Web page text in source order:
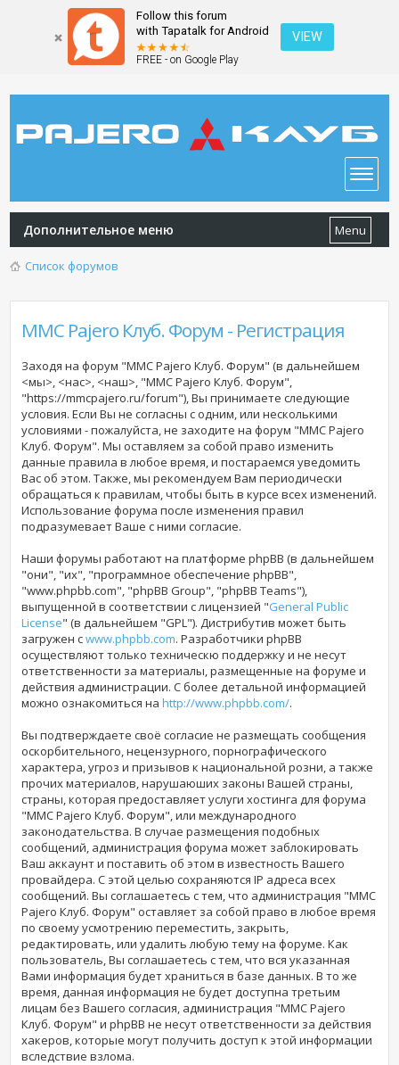
Follow this forum
with Tapatalk for Android
FREE - on Google Play
VIEW
Дополнительное меню Menu
Список форумов
MMC Pajero Клуб. Форум - Регистрация
Заходя на форум "MMC Pajero Клуб. Форум" (в дальнейшем
<мы>, <нас>, <наш>, "MMC Pajero Клуб. Форум",
"https://mmcpajero.ru/forum"), Вы принимаете следующие
условия. Если Вы не согласны с одним, или несколькими
условиями - пожалуйста, не заходите на форум "MMC Pajero
Клуб. Форум". Мы оставляем за собой право изменить
данные правила в любое время, и постараемся уведомить
Вас об этом. Также, мы рекомендуем Вам периодически
обращаться к правилам, чтобы быть в курсе всех изменений.
Использование форумапосле изменения правил
подразумевает Ваше с ними согласие.
Наши форумы работают на платформе phpBB (в дальнейшем
"они", "их", "программное обеспечение phpBB",
"www.phpbb.com", "phpBB Group", "phpBB Teams"),
выпущенной в соответствии с лицензией "General Public
License" (в дальнейшем "GPL"). Дистрибутив может быть
загружен сwww.phpbb.com. Разработчики phpBB
осуществляют только техническю поддержку и не несут
ответственности за материалы, размещенные на форуме и
действия администрации. С более детальной информацией
можно ознакомиться наhttp://www.phpbb.com/.
Вы подтверждаете своё согласие не размещать сообщения
оскорбительного, нецензурного, порнографического
характера, угроз и призывов к национальной розни, а также
прочих материалов, нарушаюших законы Вашей страны,
страны, которая предоставляет услуги хостинга для форума
"MMC Pajero Клуб. Форум", или международного
законодательства. В случае размещения подобных
сообщений, администрация форума может заблокировать
Ваш аккаунт и поставить об этом в известность Вашего
провайдера. С этой целью сохраняются IP адреса всех
сообщений. Вы соглашаетесь с тем, что администрация "MMC
Pajero Клуб. Форум" оставляет за собой право в любое время
по своему усмотрению переместить, закрыть,
редактировать, или удалить любую тему на форуме. Как
пользователь, Вы соглашаетесь с тем, что вся указанная
Вами информация будет храниться в базе данных. В то же
время, данная информация не будет доступна третьим
лицам без Вашего согласия, администрация "MMC Pajero
Клуб. Форум" и phpBB не несут ответственности за действия
хакеров, которые могут получить доступ к этой информации
вследствие взлома.